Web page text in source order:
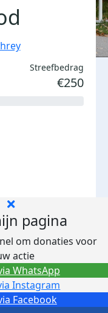
Streefbedrag
€250
pagina
om donaties voor
actie
Facebook
Instagram
WhatsApp